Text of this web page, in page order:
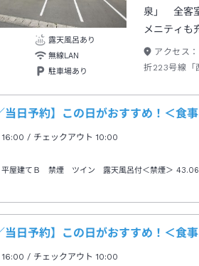
露天風呂あり
無線LAN
駐車場あり
泉」 全客
メニティも
アクセス：
折223号線「
点」右折泉
当日予約】この日がおすすめ！＜
16:00 / チェックアウト 10:00
平屋建てＢ 禁煙 ツイン 露天風呂付＜禁煙＞
当日予約】この日がおすすめ！＜
16:00 / チェックアウト 10:00